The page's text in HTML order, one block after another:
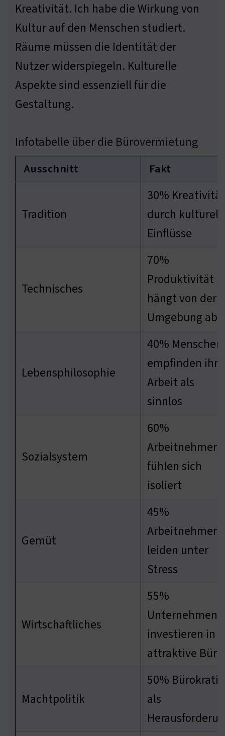
Kreativität. Ich habe die Wirkung von
Kultur auf den Menschen studiert.
Räume müssen die Identität der
Nutzer widerspiegeln. Kulturelle
Aspekte sind essenziell für die
Gestaltung.
Infotabelle über die Bürovermietung
Ausschnitt Fakt
Tradition
30% Kreativität
durch
Einflüsse
Technisches
70%
Produktivität
hängt von der
Umgebung ab
Lebensphilosophie
40% Menschen
empfinden ihre
Arbeit als
sinnlos
Sozialsystem
60%
Arbeitnehmer
fühlen sich
isoliert
Gemüt
45%
Arbeitnehmer
leiden unter
Stress
Wirtschaftliches
55%
Unternehmen
investieren in
attraktive
Machtpolitik
50% Bürokratie
als